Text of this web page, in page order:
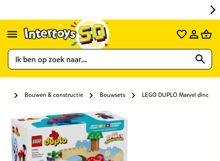
Bouwen & constructie Bouwsets LEGO DUPLO Marvel